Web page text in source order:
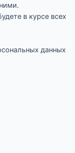
в курсе всех
данных